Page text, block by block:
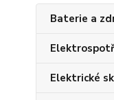
Baterie a
Elektrické